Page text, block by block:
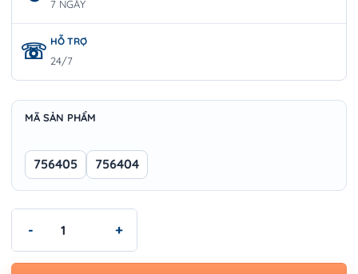
7 NGÀY
HỖ TRỢ
24/7
MÃ SẢN PHẨM
756405 756404